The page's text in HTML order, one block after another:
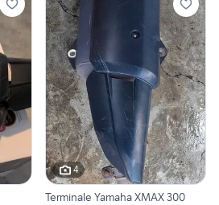
4
Terminale Yamaha XMAX 300